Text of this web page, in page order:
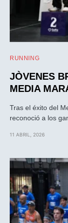
RUNNING
JÒVENES
MEDIA
Tras el éxito del
reconoció a los
11 ABRIL, 2026